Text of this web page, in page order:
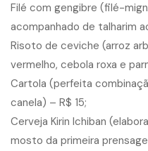
Filé com gengibre (filé-
acompanhado de talharim
Risoto de ceviche (arroz
vermelho, cebola roxa e
Cartola (perfeita
canela) – R$ 15;
Cerveja Kirin Ichiban
mosto da primeira